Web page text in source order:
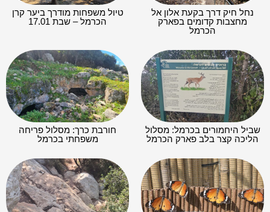
נחל חיק דרך בקעת אלון אל
מחצבות קדומים בפארק
הכרמל
טיול משפחות מודרך ביער קרן
הכרמל – שבת 17.01
שביל היחמורים בכרמל: מסלול
הליכה קצר בלב פארק הכרמל
חורבת כרך: מסלול פריחה
משפחתי בכרמל